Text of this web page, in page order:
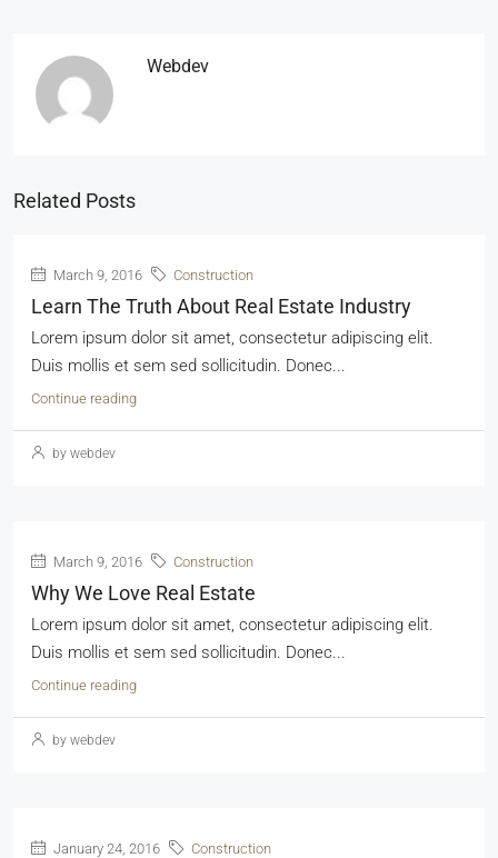
Webdev
Related Posts
March 9, 2016 Construction
Learn The Truth About Real Estate Industry
Lorem ipsum dolor sit amet, consectetur adipiscing elit.
Duis mollis et sem sed sollicitudin. Donec...
Continue reading
by webdev
March 9, 2016 Construction
Why We Love Real Estate
Lorem ipsum dolor sit amet, consectetur adipiscing elit.
Duis mollis et sem sed sollicitudin. Donec...
Continue reading
by webdev
January 24, 2016 Construction